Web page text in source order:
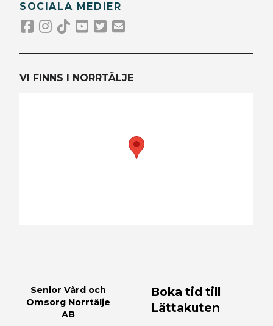
SOCIALA MEDIER
VI FINNS I NORRTÄLJE
Senior Vård och
Omsorg Norrtälje
AB
Boka tid till
Lättakuten